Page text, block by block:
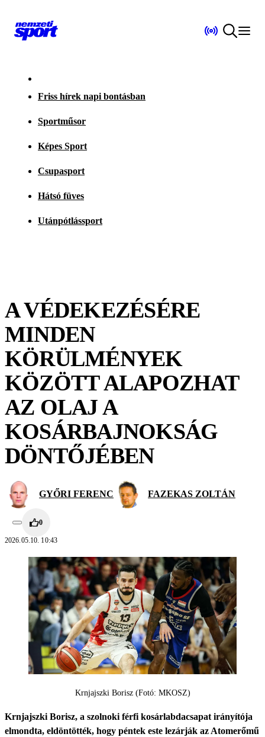
Friss hírek napi bontásban
Sportműsor
Képes Sport
Csupasport
Hátsó füves
Utánpótlássport
A VÉDEKEZÉSÉRE
MINDEN
KÖRÜLMÉNYEK
KÖZÖTT ALAPOZHAT
AZ OLAJ A
KOSÁRBAJNOKSÁG
DÖNTŐJÉBEN
GYŐRI FERENC FAZEKAS ZOLTÁN
0
2026.05.10. 10:43
Krnjajszki Borisz (Fotó: MKOSZ)
Krnjajszki Borisz, a szolnoki férfi kosárlabdacsapat irányítója
elmondta, eldöntötték, hogy péntek este lezárják az Atomerőmű